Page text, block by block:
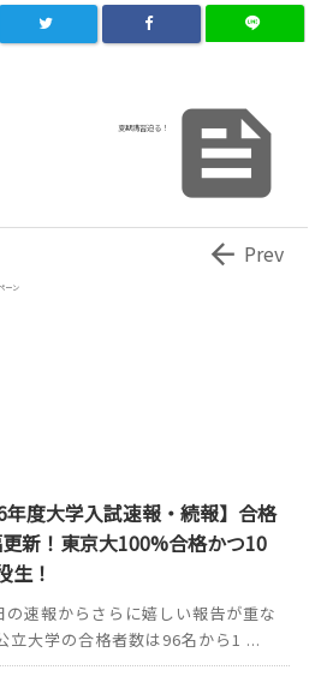

夏期講習迫る！
ーン
 Prev
年度大学入試速報・続報】合格
新！東京大100%合格かつ10
生！
の速報からさらに嬉しい報告が重な
立大学の合格者数は96名から1 ...